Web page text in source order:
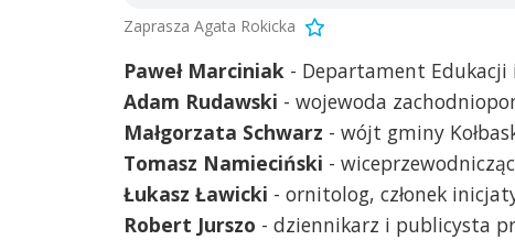
Zaprasza Agata Rokicka
Paweł Marciniak - Departament
Adam Rudawski - wojewoda
Małgorzata Schwarz - wójt gminy
Tomasz Namieciński -
Łukasz Ławicki - ornitolog, członek
Robert Jurszo - dziennikarz i publicysta